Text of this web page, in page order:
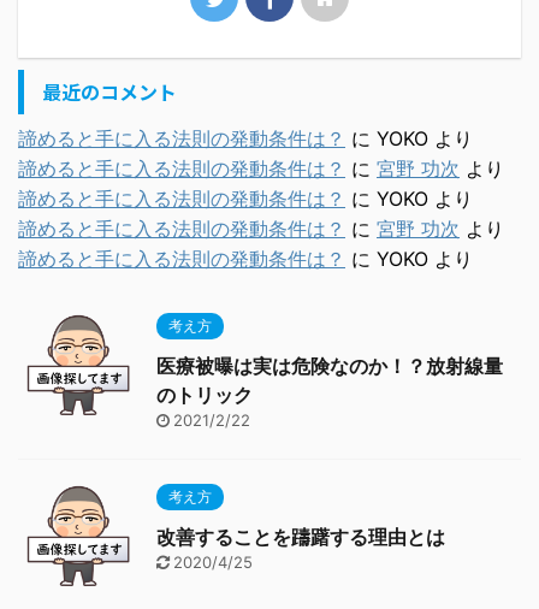
最近のコメント
諦めると手に入る法則の発動条件は？ に YOKO より
諦めると手に入る法則の発動条件は？ に 宮野 功次 より
諦めると手に入る法則の発動条件は？ に YOKO より
諦めると手に入る法則の発動条件は？ に 宮野 功次 より
諦めると手に入る法則の発動条件は？ に YOKO より
考え方
医療被曝は実は危険なのか！？放射線量
のトリック
2021/2/22
考え方
改善することを躊躇する理由とは
2020/4/25